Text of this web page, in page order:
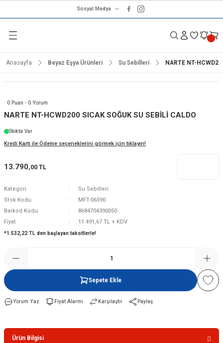
Sosyal Medya
Geri Dön
Geri Dön
Geri Dön
Ürünleri
Geri Dön
& Ses Sistemleri
Geri Dön
Geri Dön
Geri Dön
Anasayfa Beyaz Eşya Ürünleri Su Sebilleri NARTE NT-
0 Puan - 0 Yorum
NARTE NT-HCWD200 SICAK SOĞUK SU SEBİLİ CALDO
Stokta Var
Kredi Kartı ile Ödeme seçeneklerini görmek için tıklayın!
13.790,00 TL
Kategori
Su Sebilleri
Stok Kodu
MFT-06590
Barkod Kodu
8684704390050
Fiyat
11.491,67 TL + KDV
*1.532,22 TL den başlayan taksitlerle!
Sepete Ekle
Yorum Yaz Fiyat Alarmı Karşılaştır Paylaş
Ürün Bilgisi